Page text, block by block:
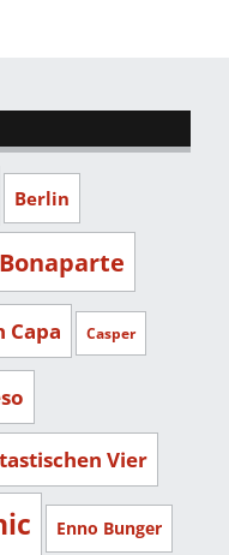
Berlin
Bonaparte
Capa Casper
Vier
Enno Bunger